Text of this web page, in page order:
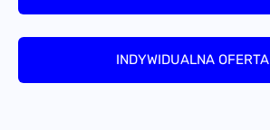
INDYWIDUALNA OFERTA